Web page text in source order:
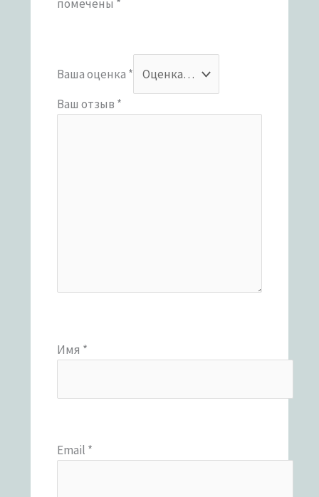
помечены *
Ваша оценка *
Ваш отзыв *
Имя *
Email *